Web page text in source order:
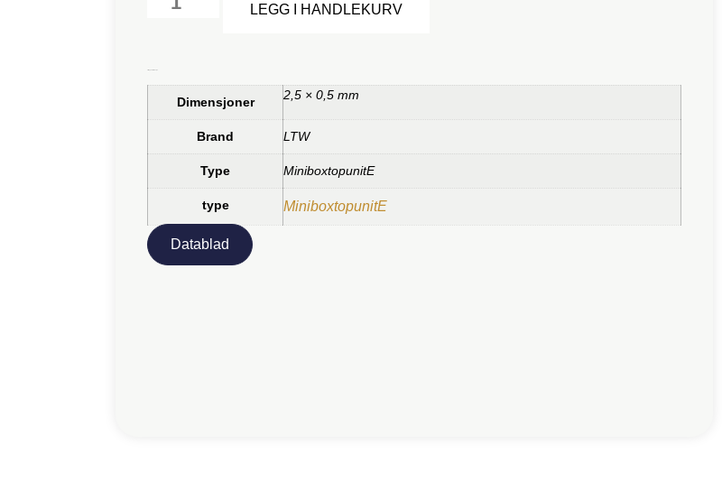
LEGG I HANDLEKURV
Dimensjoner 2,5 × 0,5 mm
Brand LTW
Type MiniboxtopunitE
type MiniboxtopunitE
Datablad